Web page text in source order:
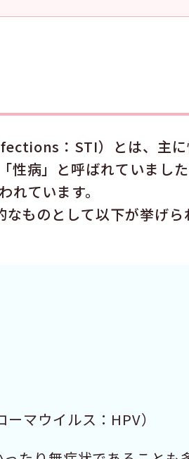
：STI）とは、主に
性病」と呼ばれていまし
れています。
ものとして以下が挙げら
マウイルス：HPV）